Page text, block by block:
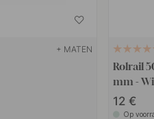
+ MATEN
Rolrail
mm -
12
Op